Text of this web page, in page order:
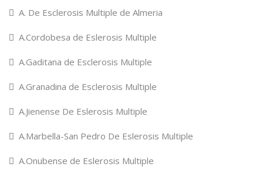
A. De Esclerosis Multiple de Almeria
A.Cordobesa de Eslerosis Multiple
A.Gaditana de Esclerosis Multiple
A.Granadina de Esclerosis Multiple
A.Jienense De Eslerosis Multiple
A.Marbella-San Pedro De Eslerosis Multiple
A.Onubense de Eslerosis Multiple